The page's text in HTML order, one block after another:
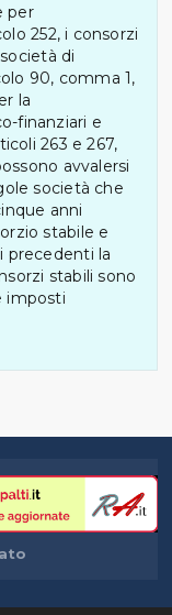
per
252, i consorzi
di
90, comma 1,
la
finanziari e
263 e 267,
avvalersi
società che
anni
stabile e
precedenti la
stabili sono
imposti